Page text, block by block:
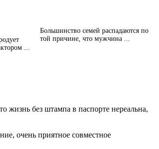
Большинство семей распадаются по
той причине, что мужчина ...
...
без штампа в паспорте нереальна,
очень приятное совместное